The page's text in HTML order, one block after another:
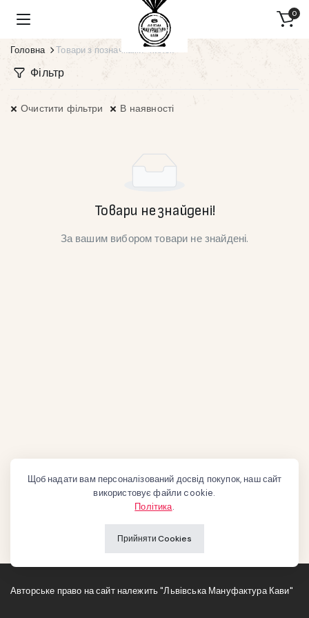
0
Головна Товари з позначками “пилок”
Фільтр
Очистити фільтри В наявності
Товари не знайдені!
За вашим вибором товари не знайдені.
Авторське право на сайт належить "Львівська Мануфактура Кави"
Щоб надати вам персоналізований досвід покупок, наш сайт
використовує файли cookie.
Політика.
Прийняти Cookies